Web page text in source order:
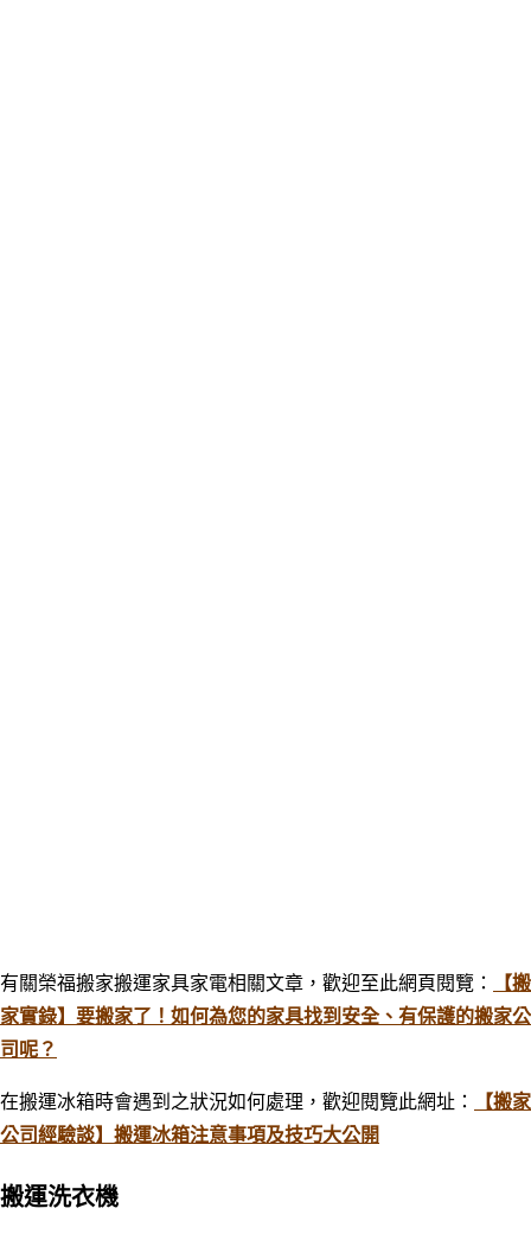
有關榮福搬家搬運家具家電相關文章，歡迎至此網頁閱覽：
【搬
家實錄】要搬家了！如何為您的家具找到安全、有保護的搬家公
司呢？
在搬運冰箱時會遇到之狀況如何處理，歡迎閱覽此網址：
【搬家
公司經驗談】搬運冰箱注意事項及技巧大公開
搬運洗衣機